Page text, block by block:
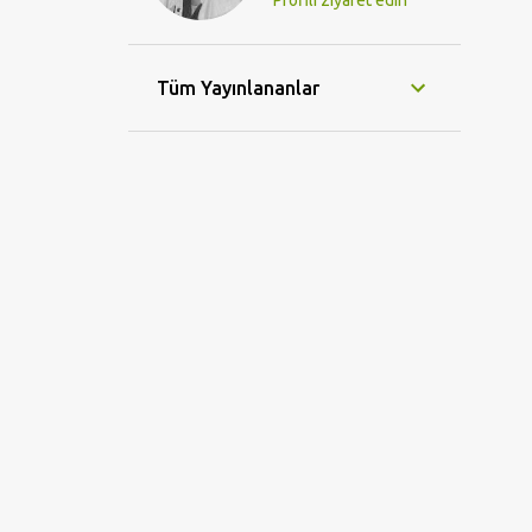
Tüm Yayınlananlar